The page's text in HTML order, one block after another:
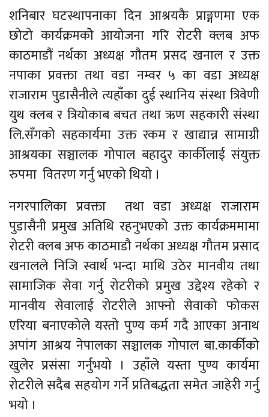
शनिबार घटस्थापनाका दिन आश्रयकै प्राङ्गणमा एक
छोटो कार्यक्रमकोे आयोजना गरि रोटरी क्लब अफ
काठमाडौं नर्थका अध्यक्ष गौतम प्रसद खनाल र उक्त
नपाका प्रवक्ता तथा वडा नम्वर ५ का वडा अध्यक्ष
राजाराम पुडासैनीले त्यहाँका दुई स्थानिय संस्था त्रिवेणी
युथ क्लब र त्रियोकाब बचत तथा ऋण सहकारी संस्था
लि.सँगको सहकार्यमा उक्त रकम र खाद्यान्न सामाग्री
आश्रयका सञ्चालक गोपाल बहादुर कार्कीलाई संयुक्त
रुपमा वितरण गर्नु भएको थियो ।
नगरपालिका प्रवक्ता तथा वडा अध्यक्ष राजाराम
पुडासैनी प्रमुख अतिथि रहनुभएको उक्त कार्यक्रममामा
रोटरी क्लब अफ काठमाडौ नर्थका अध्यक्ष गौतम प्रसाद
खनालले निजि स्वार्थ भन्दा माथि उठेर मानवीय तथा
सामाजिक सेवा गर्नु रोटरीको प्रमुख उद्देश्य रहेको र
मानवीय सेवालाई रोटरीले आफ्नो सेवाको फोकस
एरिया बनाएकोले यस्तो पुण्य कर्म गदै आएका अनाथ
अपांग आश्रय नेपालका सञ्चालक गोपाल बा.कार्कीको
खुलेर प्रसंसा गर्नुभयो । उहाँले यस्ता पुण्य कार्यमा
रोटरीले सदैब सहयोग गर्ने प्रतिबद्धता समेत जाहेरी गर्नु
भयो ।